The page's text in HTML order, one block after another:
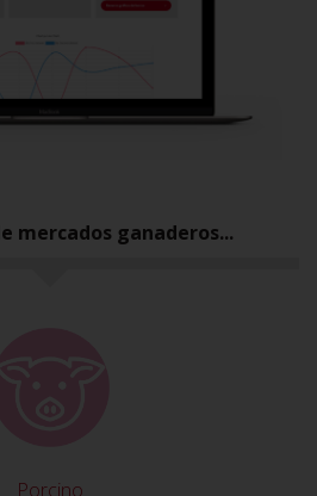
mercados ganaderos...
Porcino